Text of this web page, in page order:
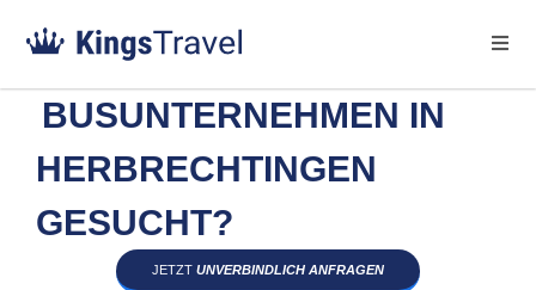
BUSUNTERNEHMEN IN
HERBRECHTINGEN
GESUCHT?
JETZT UNVERBINDLICH ANFRAGEN